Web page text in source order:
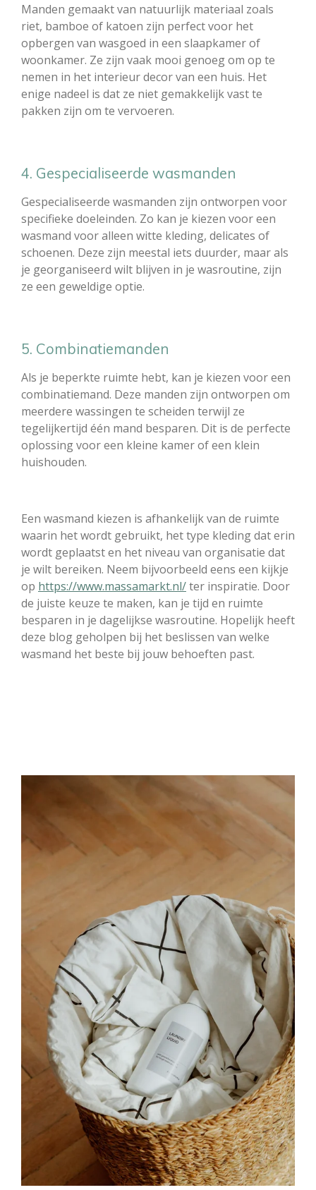
Manden gemaakt van natuurlijk materiaal zoals
riet, bamboe of katoen zijn perfect voor het
opbergen van wasgoed in een slaapkamer of
woonkamer. Ze zijn vaak mooi genoeg om op te
nemen in het interieur decor van een huis. Het
enige nadeel is dat ze niet gemakkelijk vast te
pakken zijn om te vervoeren.
4. Gespecialiseerde wasmanden
Gespecialiseerde wasmanden zijn ontworpen voor
specifieke doeleinden. Zo kan je kiezen voor een
wasmand voor alleen witte kleding, delicates of
schoenen. Deze zijn meestal iets duurder, maar als
je georganiseerd wilt blijven in je wasroutine, zijn
ze een geweldige optie.
5. Combinatiemanden
Als je beperkte ruimte hebt, kan je kiezen voor een
combinatiemand. Deze manden zijn ontworpen om
meerdere wassingen te scheiden terwijl ze
tegelijkertijd één mand besparen. Dit is de perfecte
oplossing voor een kleine kamer of een klein
huishouden.
Een wasmand kiezen is afhankelijk van de ruimte
waarin het wordt gebruikt, het type kleding dat erin
wordt geplaatst en het niveau van organisatie dat
je wilt bereiken. Neem bijvoorbeeld eens een kijkje
op ​​ https://www.massamarkt.nl/ter inspiratie. Door
de juiste keuze te maken, kan je tijd en ruimte
besparen in je dagelijkse wasroutine. Hopelijk heeft
deze blog geholpen bij het beslissen van welke
wasmand het beste bij jouw behoeften past.